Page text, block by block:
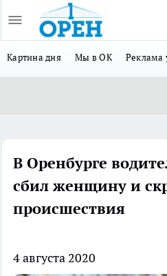
Картина дня Мы в ОК Реклама
В Оренбурге
сбил женщину и
происшествия
4 августа 2020